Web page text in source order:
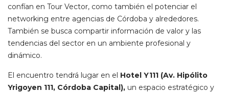
confían en Tour Vector, como también el potenciar el
networking entre agencias de Córdoba y alrededores.
También se busca compartir información de valor y las
tendencias del sector en un ambiente profesional y
dinámico.
El encuentro tendrá lugar en el Hotel Y111 (Av. Hipólito
Yrigoyen 111, Córdoba Capital), un espacio estratégico y